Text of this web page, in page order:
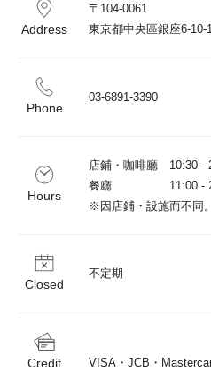
Address
〒104-0061
東京都中央區銀座6-10-1
Phone
03-6891-3390
Hours
店鋪・咖啡廳　10:30 -
餐廳　　　　　11:00 -
※因店鋪・設施而不同。
Closed
不定期
Credit
VISA・JCB・